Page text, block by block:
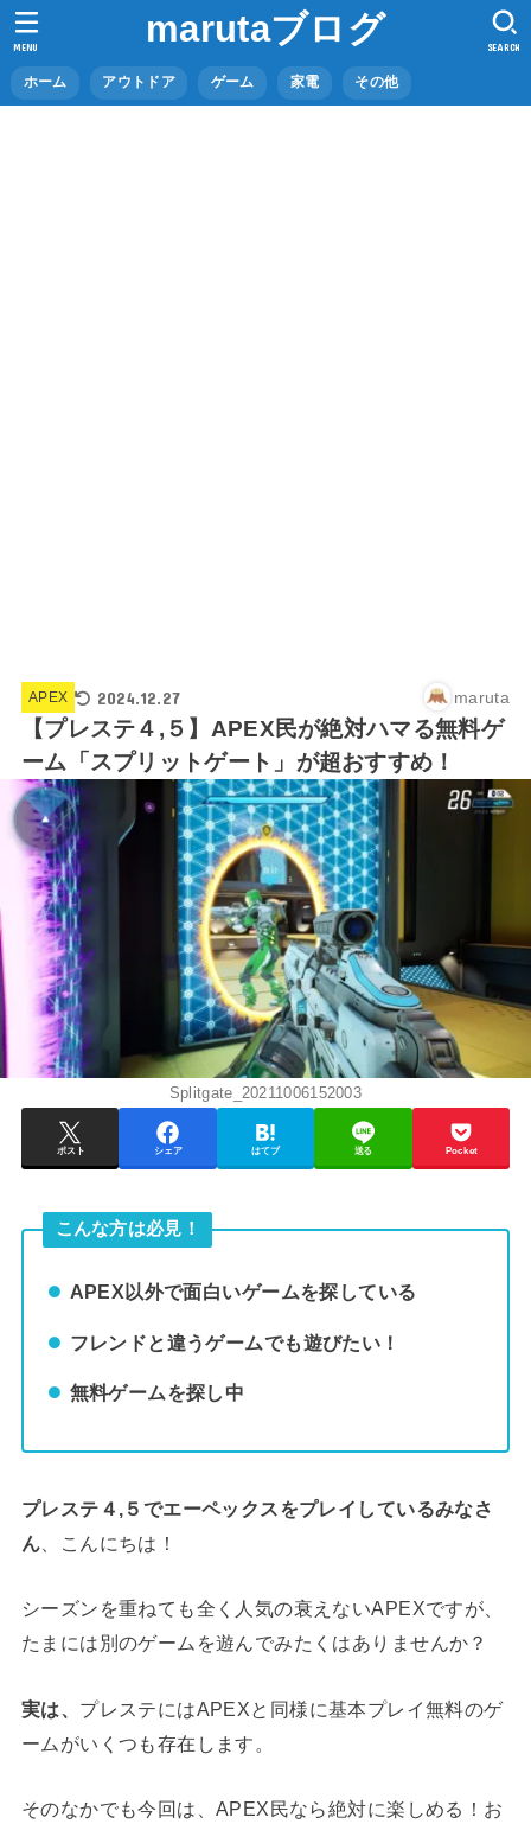
marutaブログ
ホーム アウトドア ゲーム 家電 その他
SEARCH
MENU
APEX 2024.12.27 maruta
【プレステ４,５】APEX民が絶対ハマる無料ゲ
ーム「スプリットゲート」が超おすすめ！
Splitgate_20211006152003
ポスト シェア はてブ 送る Pocket
こんな方は必見！
APEX以外で面白いゲームを探している
フレンドと違うゲームでも遊びたい！
無料ゲームを探し中
プレステ４,５でエーペックスをプレイしているみなさ
ん 、こんにちは！
シーズンを重ねても全く人気の衰えないAPEXですが、
たまには別のゲームを遊んでみたくはありませんか？
実は、 プレステにはAPEXと同様に基本プレイ無料のゲ
ームがいくつも存在します。
そのなかでも今回は、APEX民なら絶対に楽しめる！お